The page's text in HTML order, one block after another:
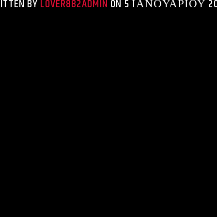
BYLOVER882ADMIN ON 5 ΙΑΝΟΥΑΡΊΟΥ